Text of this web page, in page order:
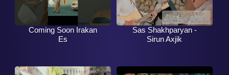
Coming Soon Irakan
Es
Sas Shakhparyan -
Sirun Axjik